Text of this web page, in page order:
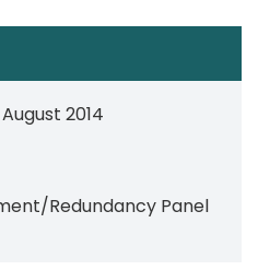
2014
Redundancy Panel